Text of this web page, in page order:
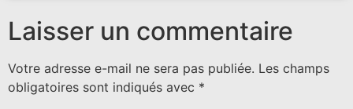
Laisser un commentaire
Votre adresse e-mail ne sera pas publiée. Les champs
obligatoires sont indiqués avec *